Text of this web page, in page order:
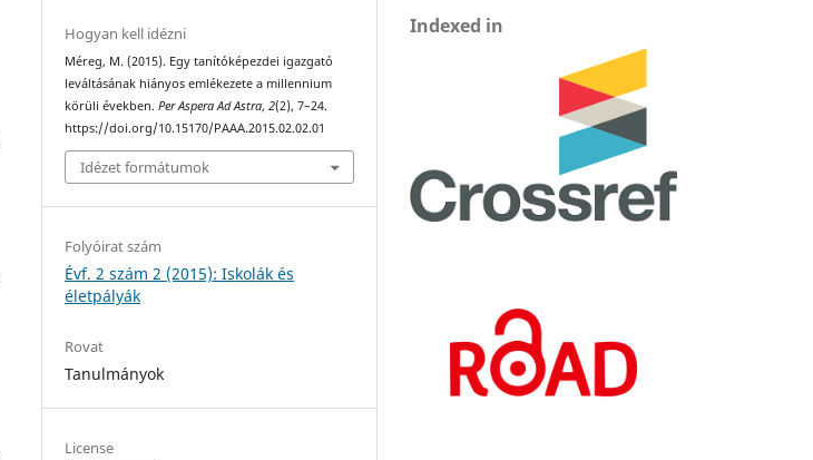
Hogyan kell idézni
Méreg, M. (2015). Egy tanítóképezdei igazgató
leváltásának hiányos emlékezete a millennium
körüli években.Per Aspera Ad Astra,2(2), 7–24.
https://doi.org/10.15170/PAAA.2015.02.02.01
Idézet formátumok
Folyóirat szám
Évf. 2 szám 2 (2015): Iskolák és
életpályák
Rovat
Tanulmányok
License
Indexed in